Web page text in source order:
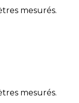
mesurés.
mesurés.